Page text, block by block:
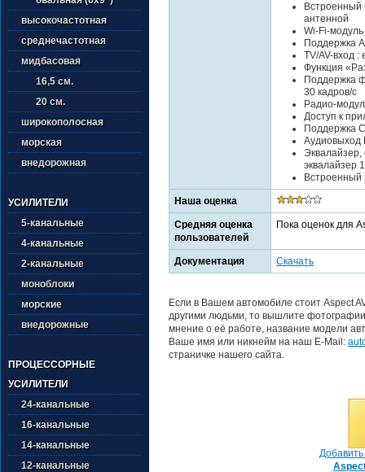
высокочастотная
среднечастотная
мидбасовая
16,5 см.
20 см.
широкополосная
морская
внедорожная
УСИЛИТЕЛИ
5-канальные
4-канальные
2-канальные
моноблоки
морские
внедорожные
ПРОЦЕССОРНЫЕ
УСИЛИТЕЛИ
24-канальные
16-канальные
14-канальные
12-канальные
Встроенный
антенной
Wi-Fi-
Поддержка
TV/AV-вход :
Функция
Поддержка
30 кадров/с
Радио-
Доступ к
Поддержка
Аудиовыход
эквалайзер
Встроенный
Наша оценка
Средняя оценка
пользователей
Пока оценок для
Документация Скачать
Если в Вашем автомобиле стоит Aspect
другими людьми, то вышлите
мнение о её работе, название модели
Ваше имя или никнейм на наш E-Mail:
страничке нашего сайта.